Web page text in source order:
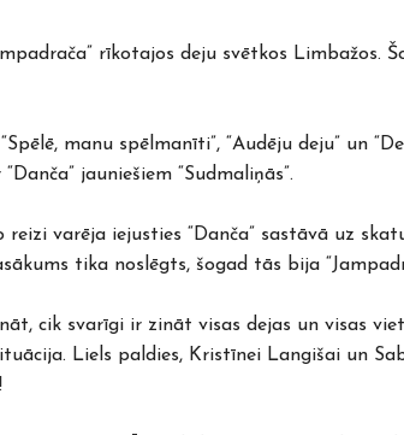
rīkotajos deju svētkos Limbažos.
manu spēlmanīti”, “Audēju deju” un
jauniešiem “Sudmaliņās”.
varēja iejusties “Danča” sastāvā uz
tika noslēgts, šogad tās bija
cik svarīgi ir zināt visas dejas un visas
Liels paldies, Kristīnei Langišai un